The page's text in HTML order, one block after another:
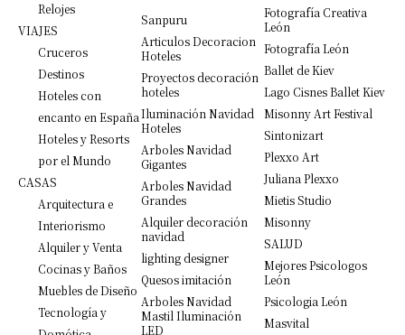
Relojes
VIAJES
Cruceros
Destinos
Hoteles con
encanto en España
Hoteles y Resorts
por el Mundo
CASAS
Arquitectura e
Interiorismo
Alquiler y Venta
Cocinas y Baños
Muebles de Diseño
Tecnología y
Sanpuru
Articulos Decoracion
Hoteles
Proyectos decoración
hoteles
Iluminación Navidad
Hoteles
Arboles Navidad
Gigantes
Arboles Navidad
Grandes
Alquiler decoración
navidad
lighting designer
Quesos imitación
Arboles Navidad
Mastil Iluminación
LED
Fotografía Creativa
León
Fotografía León
Ballet de Kiev
Lago Cisnes Ballet Kiev
Misonny Art Festival
Sintonizart
Plexxo Art
Juliana Plexxo
Mietis Studio
Misonny
SALUD
Mejores Psicologos
León
Psicologia León
Masvital